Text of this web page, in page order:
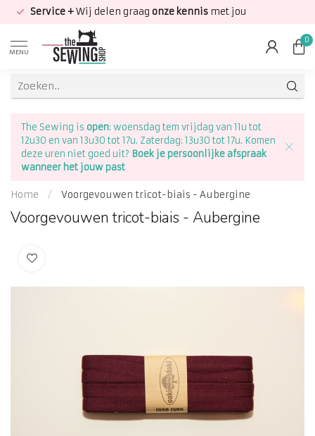
Service +Wij delen graag onze kennis met jou
MENU
0
The Sewing is open: woensdag tem vrijdag van 11u tot
12u30 en van 13u30 tot 17u. Zaterdag: 13u30 tot 17u. Komen
deze uren niet goed uit? Boek je persoonlijke afspraak
wanneer het jouw past
Home / Voorgevouwen tricot-biais - Aubergine
Voorgevouwen tricot-biais - Aubergine